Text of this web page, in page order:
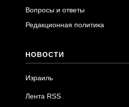
Вопросы и ответы
Редакционная политика
НОВОСТИ
Израиль
Лента RSS